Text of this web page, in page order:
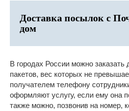
Доставка посылок с
дом
В городах России можно заказать
пакетов, вес которых не
получателем телефону
оформляют услугу, если ему она
также можно, позвонив на номер,